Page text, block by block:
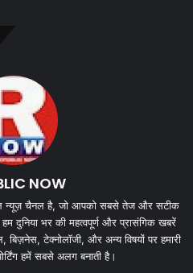
NOW
न्यूज़ चैनल है, जो आपको सबसे तेज और सटीक
दुनिया भर की महत्वपूर्ण और प्रासंगिक खबरें
टेक्नोलॉजी, और अन्य विषयों पर हमारी
हमें सबसे अलग बनाती है।